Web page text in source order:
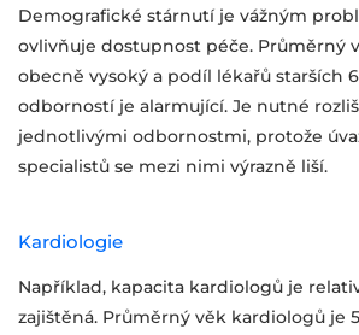
Demografické stárnutí je vážným
ovlivňuje dostupnost péče. Průměrný
obecně vysoký a podíl lékařů starších
odborností je alarmující. Je nutné
jednotlivými odbornostmi, protože
specialistů se mezi nimi výrazně liší.
Kardiologie
Například, kapacita kardiologů je
zajištěná. Průměrný věk kardiologů je